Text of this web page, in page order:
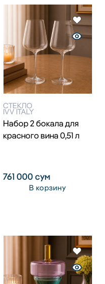
СТЕКЛО
IVV ITALY
Набор 2 бокала для
красного вина 0,51 л
761 000сум
В корзину